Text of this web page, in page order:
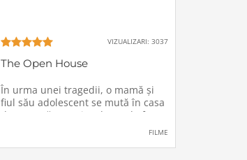
VIZUALIZARI: 3037
The Open House
În urma unei tragedii, o mamă şi
fiul său adolescent se mută în casa
de vacanţă a unei rude, unde forţe
FILME